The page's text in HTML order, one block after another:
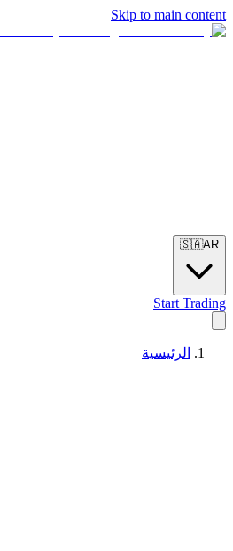
Skip to main content
🇸🇦AR
Start Trading
الرئيسية